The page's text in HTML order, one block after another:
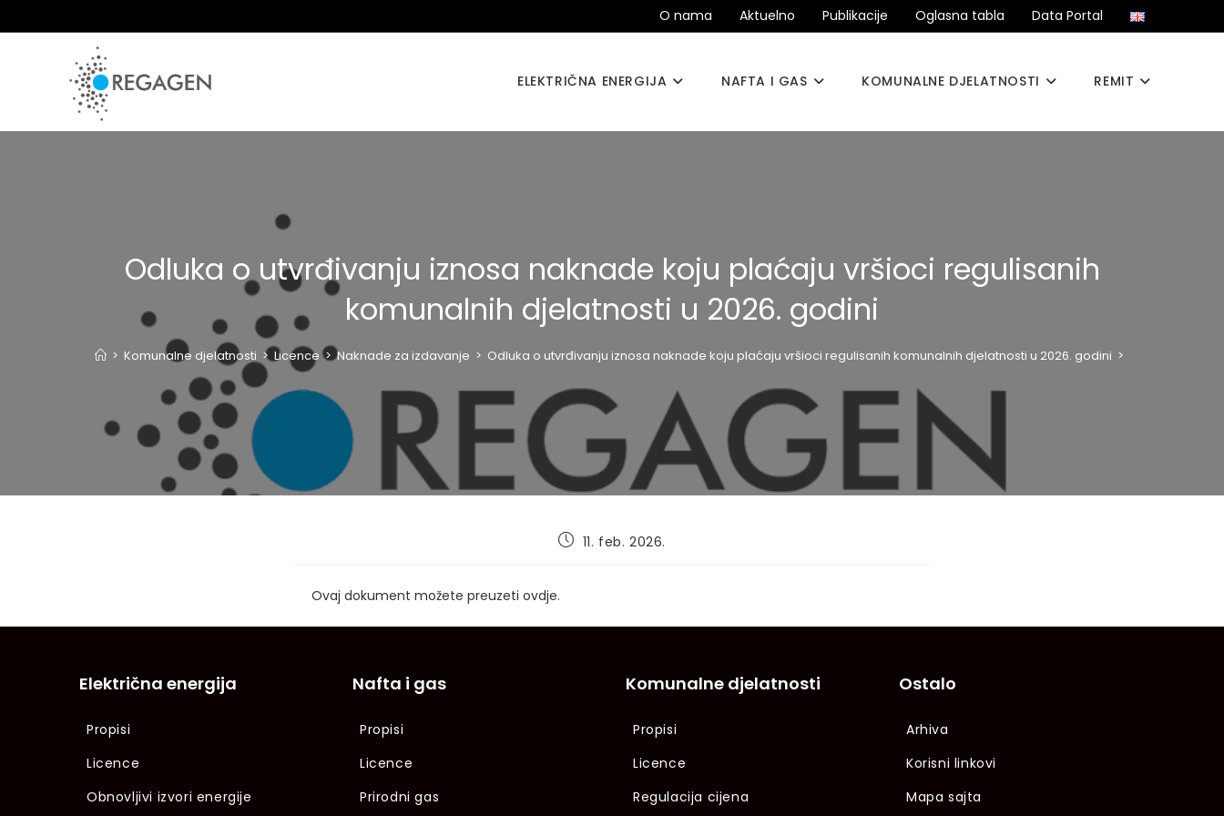
to
O nama Aktuelno Publikacije Oglasna tabla Data Portal
ELEKTRIČNA ENERGIJA NAFTA I GAS KOMUNALNE DJELATNOSTI REMIT
Odluka o utvrđivanju iznosa naknade koju plaćaju vršioci regulisanih
komunalnih djelatnosti u 2026. godini
> Komunalne djelatnosti > Licence > Naknade za izdavanje > Odluka o utvrđivanju iznosa naknade koju plaćaju vršioci regulisanih komunalnih djelatnosti u 2026. godini >
Post11. feb. 2026.
Ovaj dokument možete preuzeti ovdje.
Električna energija
Propisi
Licence
Obnovljivi izvori energije
Nafta i gas
Propisi
Licence
Prirodni gas
Komunalne djelatnosti
Propisi
Licence
Regulacija cijena
Ostalo
Arhiva
Korisni linkovi
Mapa sajta